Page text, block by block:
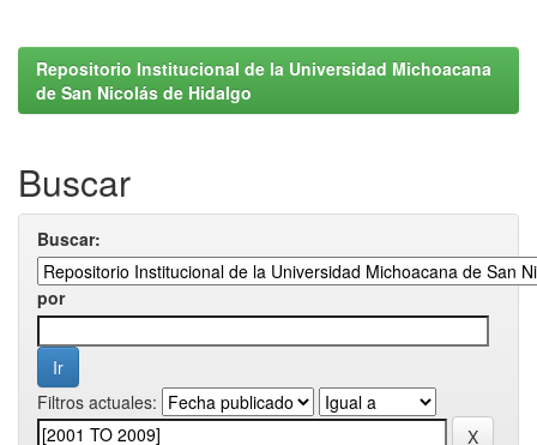
Repositorio Institucional de la Universidad Michoacana
de San Nicolás de Hidalgo
Buscar
Buscar:
por
Filtros actuales: